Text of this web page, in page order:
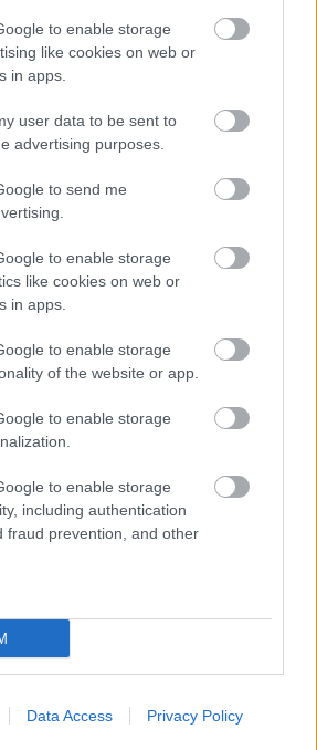
to enable storage
like cookies on web or
in apps.
user data to be sent to
advertising purposes.
to send me
to enable storage
like cookies on web or
in apps.
to enable storage
of the website or app.
to enable storage
to enable storage
including authentication
fraud prevention, and other
Data Access Privacy Policy
TALÁLKOZÓJA A
2026 – SZÉKELYFÖLD
ERDÉLYI KÖRÚTRA INDUL A
ÁLLAMI NÉPI EGYÜTTES
címe:
api/trackback/id/7924480
technikaiüzemeltetője semmilyen felelősséget